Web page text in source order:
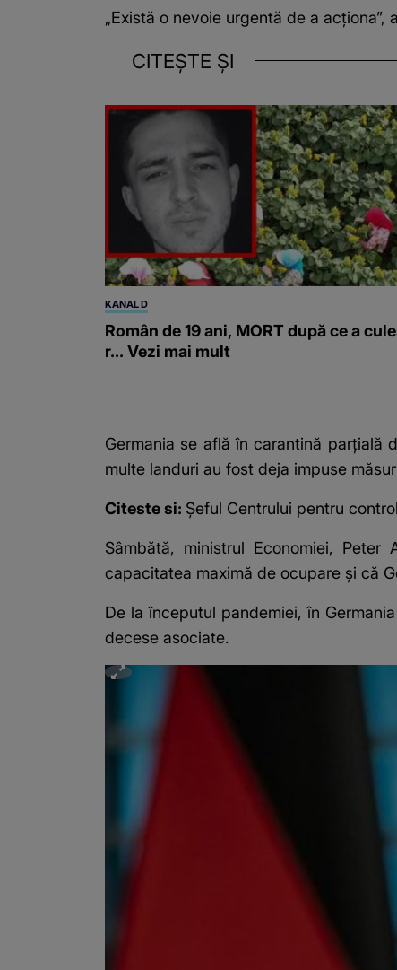
„Există o nevoie urgentă de a
CITEȘTE ȘI
KANAL D
Român de 19 ani, MORT după ce a
r... Vezi mai mult
Germania se află în carantină parţială
multe landuri au fost deja impuse
Citeste si: Şeful Centrului pentru
Sâmbătă, ministrul Economiei,
capacitatea maximă de ocupare şi că
De la începutul pandemiei, în
decese asociate.